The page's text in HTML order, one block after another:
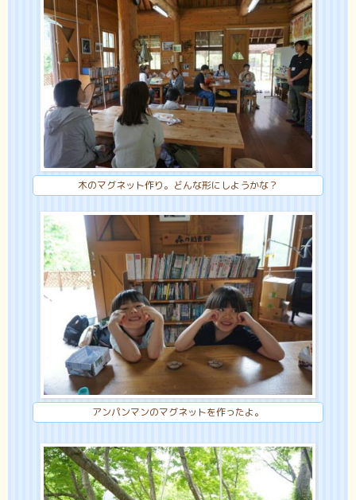
木のマグネット作り。どんな形にしようかな？
アンパンマンのマグネットを作ったよ。